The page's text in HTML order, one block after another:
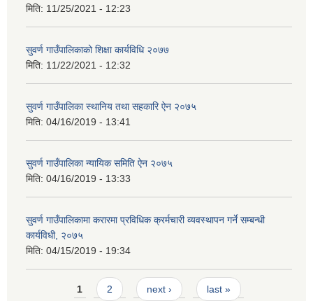
मिति: 11/25/2021 - 12:23
सुवर्ण गाउँपालिकाको शिक्षा कार्यविधि २०७७
मिति: 11/22/2021 - 12:32
सुवर्ण गाउँपालिका स्थानिय तथा सहकारि ऐन २०७५
मिति: 04/16/2019 - 13:41
सुवर्ण गाउँपालिका न्यायिक समिति ऐन २०७५
मिति: 04/16/2019 - 13:33
सुवर्ण गाउँपालिकामा करारमा प्रविधिक क्रर्मचारी व्यवस्थापन गर्ने सम्बन्धी
कार्यविधी, २०७५
मिति: 04/15/2019 - 19:34
Pages1 2 next › last »